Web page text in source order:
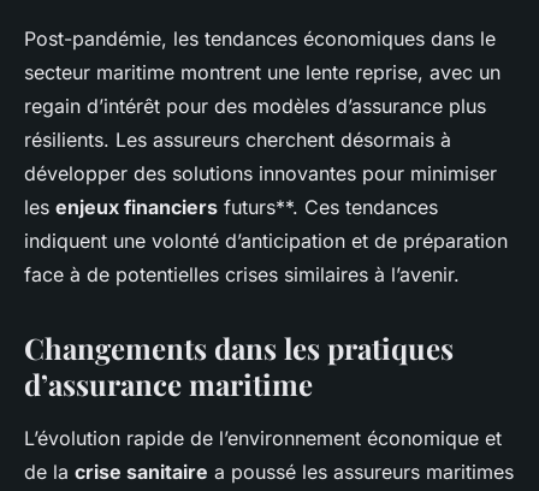
Post-pandémie, les tendances économiques dans le
secteur maritime montrent une lente reprise, avec un
regain d’intérêt pour des modèles d’assurance plus
résilients. Les assureurs cherchent désormais à
développer des solutions innovantes pour minimiser
les enjeux financiers futurs**. Ces tendances
indiquent une volonté d’anticipation et de préparation
face à de potentielles crises similaires à l’avenir.
Changements dans les pratiques
d’assurance maritime
L’évolution rapide de l’environnement économique et
de la crise sanitaire a poussé les assureurs maritimes